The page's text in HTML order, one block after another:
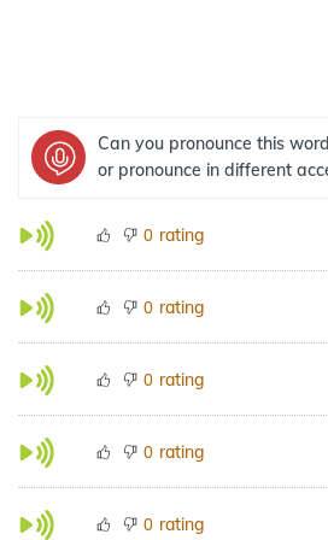
Can you pronounce this
or pronounce in different
0 rating
0 rating
0 rating
0 rating
0 rating